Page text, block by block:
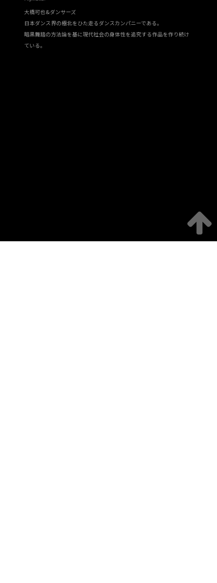
大橋可也&ダンサーズ
日本ダンス界の極北をひた走るダンスカンパニーである。
暗黒舞踏の方法論を基に現代社会の身体性を追究する作品を作り続け
ている。